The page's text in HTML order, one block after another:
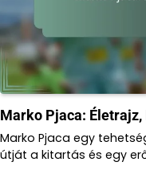
Marko Pjaca:
Marko Pjaca egy
útját a kitartás és egy